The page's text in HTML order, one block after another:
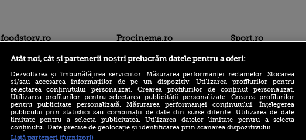
foodstory.ro
(P) Descoperă Lumea
Evenimentelor din România
Procinema.ro
Nikolaj Coster-Waldau din
Sport.ro
Toni Petrea a explicat
motivul din spatele
rezultatelor slabe de la
Atât noi, cât și partenerii noștri prelucrăm datele pentru a oferi:
Dezvoltarea și îmbunătățirea serviciilor. Măsurarea performanței reclamelor. Stocarea
și/sau accesarea informațiilor de pe un dispozitiv. Utilizarea profilurilor pentru
selectarea conținutului personalizat. Crearea profilurilor de conținut personalizat.
Utilizarea profilurilor pentru selectarea publicității personalizate. Crearea profilurilor
pentru publicitate personalizată. Măsurarea performanței conținutului. Înțelegerea
publicului prin statistici sau combinații de date din surse diferite. Utilizarea de date
limitate pentru a selecta publicitatea. Utilizarea datelor limitate pentru a selecta
conținutul. Date precise de geolocație și identificarea prin scanarea dispozitivului.
Listă parteneri (furnizori)